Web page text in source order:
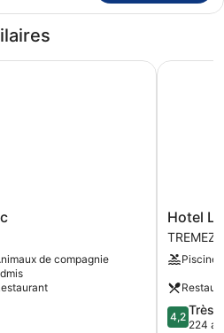
de compagnie
Hotel
Lario
Hotel
Piscine
4.2
sur
4,2 Très
224
Hotel